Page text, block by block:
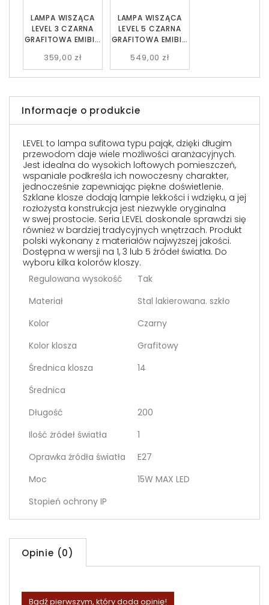
LAMPA WISZĄCA
LEVEL 3 CZARNA
GRAFITOWA EMIBIG
359,00 zł
LAMPA WISZĄCA
LEVEL 5 CZARNA
GRAFITOWA EMIBIG
549,00 zł
Informacje o produkcie
LEVEL to lampa sufitowa typu pająk, dzięki długim
przewodom daje wiele możliwości aranżacyjnych.
Jest idealna do wysokich loftowych pomieszczeń,
wspaniale podkreśla ich nowoczesny charakter,
jednocześnie zapewniając piękne doświetlenie.
Szklane klosze dodają lampie lekkości i wdzięku, a jej
rozłożysta konstrukcja jest niezwykle oryginalna
w swej prostocie. Seria LEVEL doskonale sprawdzi się
również w bardziej tradycyjnych wnętrzach. Produkt
polski wykonany z materiałów najwyższej jakości.
Dostępna w wersji na 1, 3 lub 5 źródeł światła. Do
wyboru kilka kolorów kloszy.
Regulowana wysokość
Tak
Materiał
Stal lakierowana. szkło
Kolor
Czarny
Kolor klosza
Grafitowy
Średnica klosza
14
Średnica
Długość
200
Ilość żródeł światła
1
Oprawka źródła światła
E27
Moc
15W MAX LED
Stopień ochrony IP
Opinie (0)
Bądź pierwszym, który doda opinię!